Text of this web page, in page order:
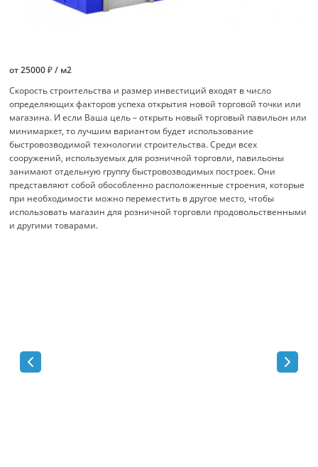
от 25000 ₽ / м2
Скорость строительства и размер инвестиций входят в число
определяющих факторов успеха открытия новой торговой точки или
магазина. И если Ваша цель – открыть новый торговый павильон или
минимаркет, то лучшим вариантом будет использование
быстровозводимой технологии строительства. Среди всех
сооружений, используемых для розничной торговли, павильоны
занимают отдельную группу быстровозводимых построек. Они
представляют собой обособленно расположенные строения, которые
при необходимости можно переместить в другое место, чтобы
использовать магазин для розничной торговли продовольственными
и другими товарами.